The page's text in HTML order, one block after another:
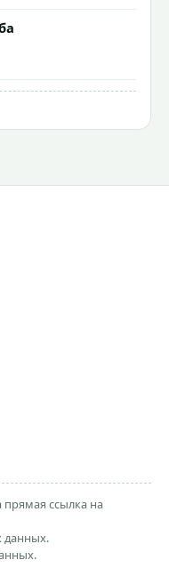
ссылка на
данных.